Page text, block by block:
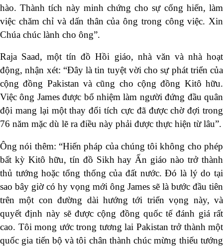
hào. Thành tích này minh chứng cho sự cống hiến, làm
việc chăm chỉ và dấn thân của ông trong công việc. Xin
Chúa chúc lành cho ông”.
Raja Saad, một tín đồ Hồi giáo, nhà văn và nhà hoạt
động, nhận xét: “Đây là tin tuyệt vời cho sự phát triển của
cộng đồng Pakistan và cũng cho cộng đồng Kitô hữu.
Việc ông James được bổ nhiệm làm người đứng đầu quân
đội mang lại một thay đổi tích cực đã được chờ đợi trong
76 năm mặc dù lẽ ra điều này phải được thực hiện từ lâu”.
Ông nói thêm: “Hiến pháp của chúng tôi không cho phép
bất kỳ Kitô hữu, tín đồ Sikh hay Ấn giáo nào trở thành
thủ tướng hoặc tổng thống của đất nước. Đó là lý do tại
sao bây giờ có hy vọng mới ông James sẽ là bước đầu tiên
trên một con đường dài hướng tới triển vọng này, và
quyết định này sẽ được cộng đồng quốc tế đánh giá rất
cao. Tôi mong ước trong tương lai Pakistan trở thành một
quốc gia tiến bộ và tôi chân thành chúc mừng thiếu tướng